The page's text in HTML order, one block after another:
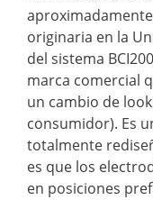
originaria en la
del sistema
marca comercial
un cambio de
consumidor). Es
totalmente
es que los
en posiciones